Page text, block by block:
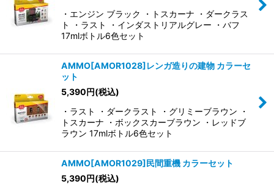
・エンジン ブラック ・トスカーナ ・ダークラス
ト ・ラスト ・インダストリアルグレー ・バフ
17mlボトル6色セット
AMMO[AMOR1028]レンガ造りの建物 カラーセ
ット
5,390円(税込)
・ラスト ・ダークラスト ・グリミーブラウン ・
トスカーナ ・ボックスカーブラウン ・レッドブ
ラウン 17mlボトル6色セット
AMMO[AMOR1029]民間重機 カラーセット
5,390円(税込)